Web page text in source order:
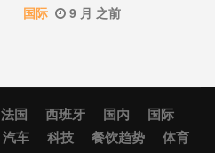
国际 9 月 之前
法国 西班牙 国内
国际
汽车 科技 餐饮趋势
体育